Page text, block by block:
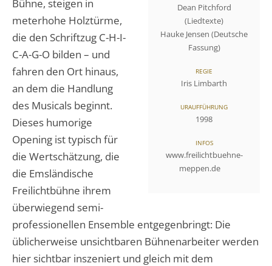
Dean Pitchford
(Liedtexte)
Hauke Jensen (Deutsche
Fassung)
REGIE
Iris Limbarth
URAUFFÜHRUNG
1998
INFOS
www.freilichtbuehne-
meppen.de
Bühne, steigen in
meterhohe Holztürme,
die den Schriftzug C-H-I-
C-A-G-O bilden – und
fahren den Ort hinaus,
an dem die Handlung
des Musicals beginnt.
Dieses humorige
Opening ist typisch für
die Wertschätzung, die
die Emsländische
Freilichtbühne ihrem
überwiegend semi-
professionellen Ensemble entgegenbringt: Die
üblicherweise unsichtbaren Bühnenarbeiter werden
hier sichtbar inszeniert und gleich mit dem